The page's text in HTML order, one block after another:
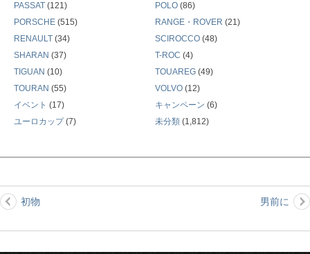
PASSAT (121) POLO(86)
PORSCHE (515) RANGE・ROVER (21)
RENAULT (34) SCIROCCO(48)
SHARAN (37) T-ROC (4)
TIGUAN (10) TOUAREG(49)
TOURAN (55) VOLVO(12)
イベント (17) キャンペーン (6)
ユーロカップ(7) 未分類(1,812)
投
稿
初物 男前に